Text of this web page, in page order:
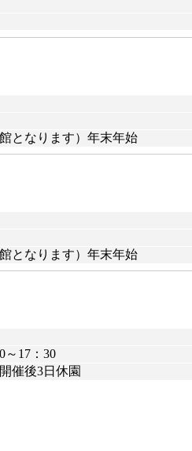
となります）年末年始
となります）年末年始
～17：30
催後3日休園